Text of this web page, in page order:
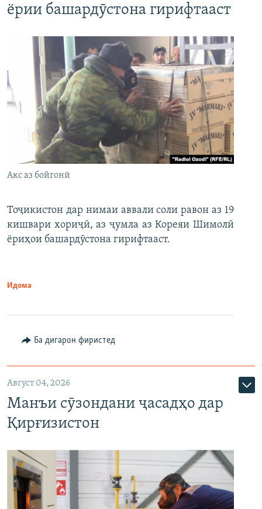
ёрии башардӯстона гирифтааст
Акс аз бойгонӣ
Тоҷикистон дар нимаи аввали соли равон аз 19
кишвари хориҷӣ, аз ҷумла аз Кореяи Шимолӣ
ёриҳои башардӯстона гирифтааст.
Идома
Ба дигарон фиристед
Август 04, 2026
Манъи сӯзондани ҷасадҳо дар
Қирғизистон